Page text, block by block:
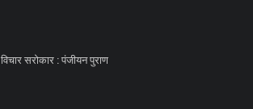
विचार सरोकार : पंजीयन पुराण